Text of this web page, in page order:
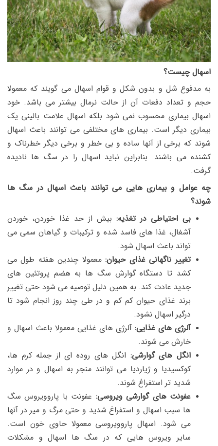
اسهال چیست؟
به مدفوع شل و بدون شکل و قوام اسهال می گویند که معمولا
حجم و تعداد دفعات آن از حالت نرمال بیشتر می باشد. خود
اسهال بیماری محسوب نمی شود بلکه اسهال علامت بالینی یک
بیماری دیگر است. بیماری های مختلفی می توانند باعث اسهال
شوند که برخی از آنها ساده و بی خطر و برخی دیگر خطرناک و
کشنده می باشند. بنابراین نباید اسهال را در سگ ها نادیده
گرفت.
چه عوامل و بیماری هایی می توانند باعث اسهال در سگ ها
شوند؟
بی احتیاطی در تغذیه: بیش از حد غذا خوردن، خوردن
آشغال، غذا های فاسد شده و ترکیبات و گیاهان سمی می
تواند باعث اسهال شود.
تغییر ناگهانی غذای حیوان:معمولا چندین هفته طول می
کشد تا دستگاه گوارش سگ ها به هضم پروتئین های
جدید عادت کند. به همین دلیل توصیه می شود حتی تغییر
برند غذای حیوان کم کم و در طی چند روز انجام شود تا
درگیر اسهال نشود.
آلرژی های غذایی: آلرژی های غذایی معمولا باعث اسهال و
خارش می شوند.
انگل های گوارشی: انگل های روده ای از جمله کرم ها،
کوکسیدیا و ژیاردیا می توانند منجر به اسهال و در موارد
شدید تر استفراغ شوند.
عفونت های گوارشی ویروسی: عفونت با پاروویروس سگ
ها سبب اسهال و استفراغ شدید و حتی مرگ و میر در آنها
می شود. اسهال پاروویروسی معمولا حاوی خون است.
سایر ویروس هایی که در سگ ها اسهال و مشکلات